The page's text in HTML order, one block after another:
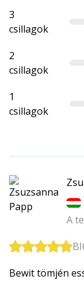
3
csillagok
2
csillagok
1
csillagok
A
Bewit tömjén